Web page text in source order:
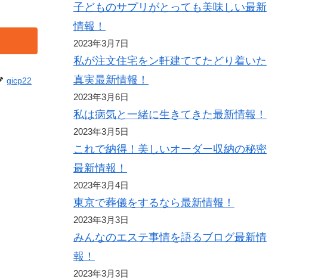
gicp22
子どものサプリがとっても美味しい最新
情報！
2023年3月7日
私が注文住宅をン軒建ててたどり着いた
真実最新情報！
2023年3月6日
私は病気と一緒に生きてきた最新情報！
2023年3月5日
これで納得！美しいオーダー収納の秘密
最新情報！
2023年3月4日
東京で葬儀をするなら最新情報！
2023年3月3日
みんなのエステ事情を語るブログ最新情
報！
2023年3月3日